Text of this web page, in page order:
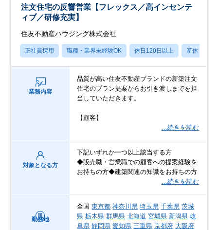
注文住宅の反響営業【フレックス／高インセンテ
ィブ／研修充実】
住友不動産ハウジング株式会社
正社員採用 職種・業界未経験OK 休日120日以上 産休・育休
業務内容
品質が高い住友不動産ブランドの新築注文
住宅のプラン提案からお引き渡しまでを担
当していただきます。
【顧客】
…続きを読む
対象となる方
下記いずれか一つ以上該当する方
◆販売職・営業職での顧客への提案経験を
お持ちの方◆建築関連の知識をお持ちの方
…続きを読む
勤務地
全国東京都 神奈川県 埼玉県 千葉県 茨城
県 栃木県 群馬県 北海道 宮城県 新潟県 岐
阜県 静岡県 愛知県 三重県 京都府 大阪府